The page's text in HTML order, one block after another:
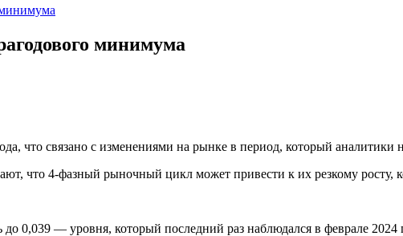
минимума
что связано с изменениями на рынке в период, который аналитики
что 4-фазный рыночный цикл может привести к их резкому росту,
0,039 — уровня, который последний раз наблюдался в феврале 2024